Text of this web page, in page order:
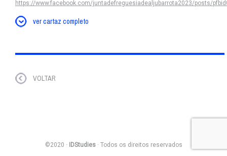
https://www.facebook.com/juntadefreguesiadealjubarrota2023/posts/
ver cartaz completo
VOLTAR
©2020 · IDStudies· Todos os direitos reservados